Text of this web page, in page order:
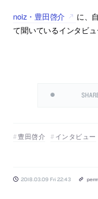
noiz・豊田啓介
に、
て聞いているインタビ
豊田啓介 インタビュー
2018.03.09 Fri 22:43